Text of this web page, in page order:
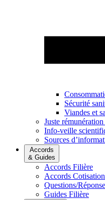
Sécurité
Viandes et
Juste
Info-veille
Sources
Accords
& Guides
Accords Filière
Accords
Questions/
Guides Filière